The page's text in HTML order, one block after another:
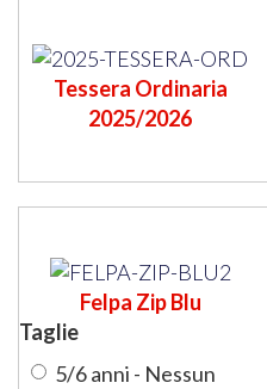
Tessera Ordinaria
2025/2026
Felpa Zip Blu
Taglie
5/6 anni - Nessun